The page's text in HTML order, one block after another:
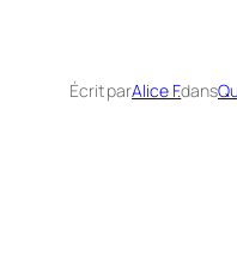
Écrit parAlice F.dans